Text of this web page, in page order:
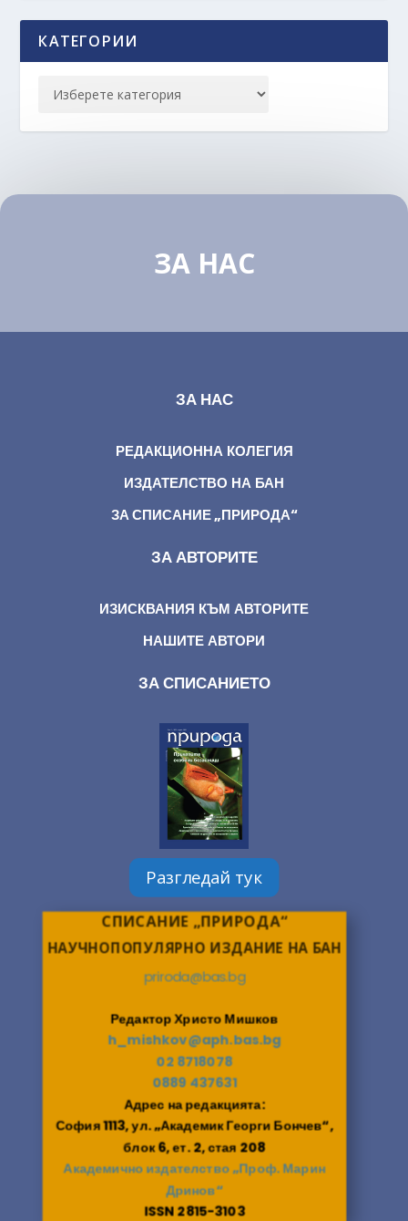
КАТЕГОРИИ
ЗА НАС
ЗА НАС
РЕДАКЦИОННА КОЛЕГИЯ
ИЗДАТЕЛСТВО НА БАН
ЗА СПИСАНИЕ „ПРИРОДА“
ЗА АВТОРИТЕ
ИЗИСКВАНИЯ КЪМ АВТОРИТЕ
НАШИТЕ АВТОРИ
ЗА СПИСАНИЕТО
Разгледай тук
СПИСАНИЕ „ПРИРОДА“
НАУЧНОПОПУЛЯРНО ИЗДАНИЕ НА БАН
priroda@bas.bg
Редактор Христо Мишков
h_mishkov@aph.bas.bg
02 8718078
0889 437631
Адрес на редакцията:
София 1113, ул. „Академик Георги Бончев“,
блок 6, ет. 2, стая 208
Академично издателство „Проф. Марин
Дринов“
ISSN 2815-3103